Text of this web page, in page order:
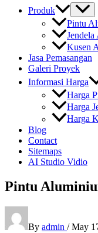
Produk
Pintu
Kusen
Jasa Pemasangan
Galeri Proyek
Informasi Harga
Harga
Harga
Harga
Blog
Contact
Sitemaps
AI Studio Vidio
Pintu
By admin /May